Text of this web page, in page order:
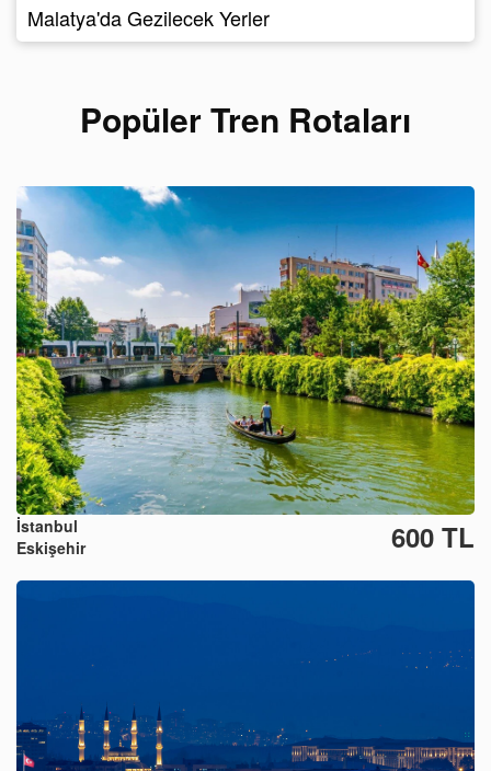
Malatya'da Gezilecek Yerler
Popüler Tren Rotaları
İstanbul
Eskişehir
600 TL